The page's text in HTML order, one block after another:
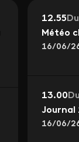
12.55
Météo
16/06/
13.00
Journal
16/06/